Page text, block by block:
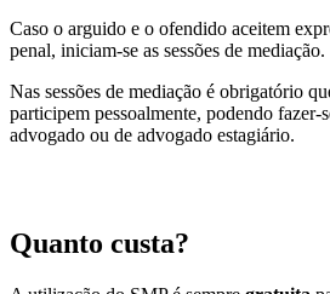
Caso o arguido e o ofendido aceitem
penal, iniciam-se as sessões de mediação.
Nas sessões de mediação é obrigatório
participem pessoalmente, podendo fazer-
advogado ou de advogado estagiário.
Quanto custa?